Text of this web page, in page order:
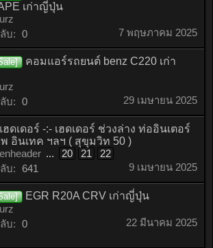
เก่าญี่ปุ่น
บ: 0 7 พฤษภาคม 2025
คอมแอร์รถยนต์ benz C220 เก่า
บ: 0 29 เมษายน 2025
ฮดเดอร์ -:- เฮดเดอร์ ช่วงล่าง ท่ออินเตอร์
อินเทค ฯลฯ ( สุขุมวิท 50 )
... 20 21
22
บ: 641 9 เมษายน 2025
EGR R20A CRV เก่าญี่ปุ่น
บ: 0 22 มีนาคม 2025